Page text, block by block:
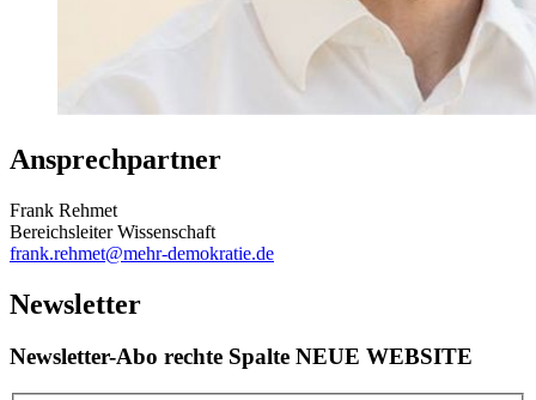
Ansprechpartner
Frank Rehmet
Bereichsleiter Wissenschaft
frank.rehmet@mehr-demokratie.de
Newsletter
Newsletter-Abo rechte Spalte NEUE WEBSITE